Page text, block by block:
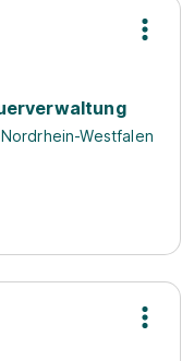
Westfalen